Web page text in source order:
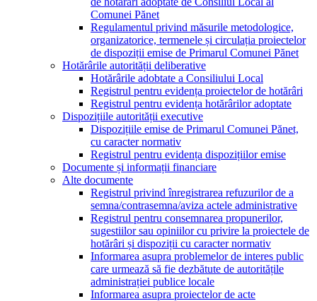
Comunei Pănet
Regulamentul privind măsurile metodologice,
organizatorice, termenele și circulația proiectelor
de dispoziții emise de Primarul Comunei Pănet
Hotărârile autorității deliberative
Hotărârile adobtate a Consiliului Local
Registrul pentru evidența proiectelor de hotărâri
Registrul pentru evidența hotărârilor adoptate
Dispozițiile autorității executive
Dispozițiile emise de Primarul Comunei Pănet,
cu caracter normativ
Registrul pentru evidența dispozițiilor emise
Documente și informații financiare
Alte documente
Registrul privind înregistrarea refuzurilor de a
semna/contrasemna/aviza actele administrative
Registrul pentru consemnarea propunerilor,
sugestiilor sau opiniilor cu privire la proiectele de
hotărâri și dispoziții cu caracter normativ
Informarea asupra problemelor de interes public
care urmează să fie dezbătute de autoritățile
administrației publice locale
Informarea asupra proiectelor de acte